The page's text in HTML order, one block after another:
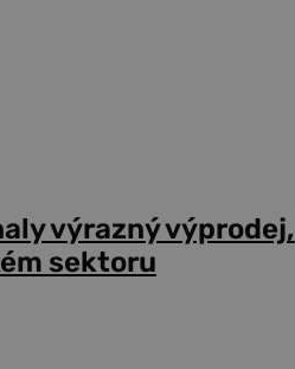
výrazný výprodej,
sektoru